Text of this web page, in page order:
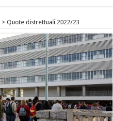
> Quote distrettuali 2022/23